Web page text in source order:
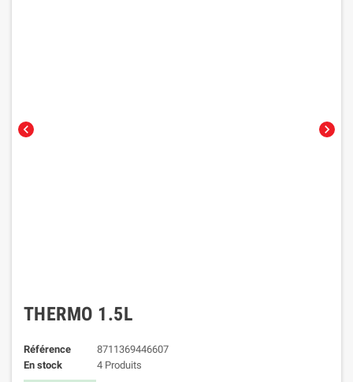
chevron_left chevron_right
THERMO 1.5L
Référence
8711369446607
En stock
4 Produits